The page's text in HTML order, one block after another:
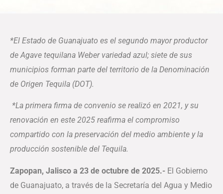
*El Estado de Guanajuato es el segundo mayor productor
de Agave tequilana Weber variedad azul; siete de sus
municipios forman parte del territorio de la Denominación
de Origen Tequila (DOT).
*La primera firma de convenio se realizó en 2021, y su
renovación en este 2025 reafirma el compromiso
compartido con la preservación del medio ambiente y la
producción sostenible del Tequila.
Zapopan, Jalisco a 23 de octubre de 2025.- El Gobierno
de Guanajuato, a través de la Secretaría del Agua y Medio